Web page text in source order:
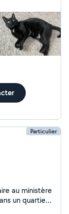
en
J'ai
années,
avec des
ma vie. Je
loulou(s). Je
donner des
Particulier
au ministère
un quartier